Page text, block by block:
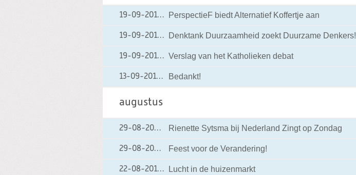
19-09-201219-09-2012 18:18
PerspectieF biedt Alternatief Koffertje aan
19-09-201219-09-2012 18:16
Denktank Duurzaamheid zoekt Duurzame Denkers!
19-09-201219-09-2012 18:15
Verslag van het Katholieken debat
13-09-201213-09-2012 19:20
Bedankt!
augustus
29-08-2012 29-08-2012 19:17
Rienette Sytsma bij Nederland Zingt op Zondag
29-08-2012 29-08-2012 19:10
Feest voor de Verandering!
22-08-201222-08-2012 22:24
Lucht in de huizenmarkt